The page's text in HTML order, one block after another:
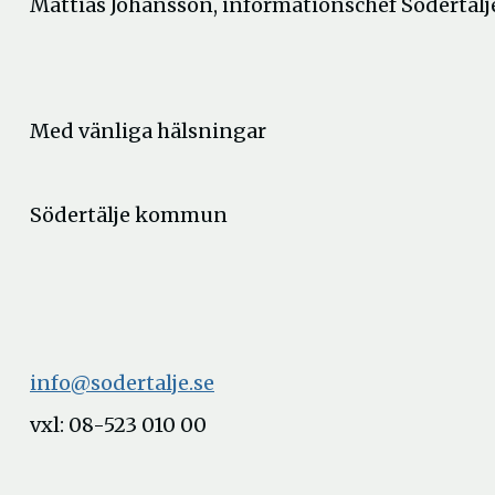
Med vänliga hälsningar
Södertälje kommun
info@sodertalje.se
vxl: 08-523 010 00